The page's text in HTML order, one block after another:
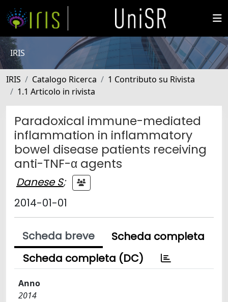
IRIS
IRIS Catalogo Ricerca
1 Contributo su Rivista
1.1 Articolo in rivista
Paradoxical immune-mediated
inflammation in inflammatory
bowel disease patients receiving
anti-TNF-α agents
Danese S;
2014-01-01
Scheda breve
Scheda completa
Scheda completa (DC)
Anno
2014